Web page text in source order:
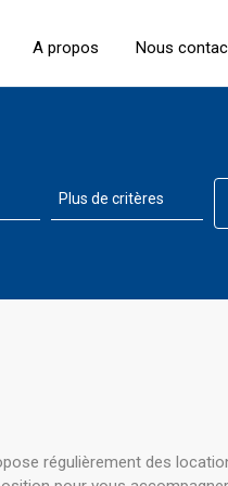
A propos Nous
régulièrement des